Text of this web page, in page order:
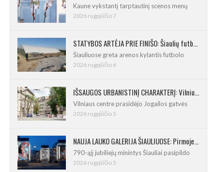
Kaune vykstantį tarptautinį scenos menų
2026 rugpjūčio 7
STATYBOS ARTĖJA PRIE FINIŠO: Šiaulių futbolo ir regbio maniežas įgavo kontūrus
Šiauliuose greta arenos kylantis futbolo
2026 rugpjūčio 6
IŠSAUGOS URBANISTINĮ CHARAKTERĮ: Vilniuje pradėtas Jogailos gatvės remontas
Vilniaus centre prasidėjo Jogailos gatvės
2026 rugpjūčio 5
NAUJA LAUKO GALERIJA ŠIAULIUOSE: Pirmoje ekspozicijoje – Eduardo Juchnevičiaus kūryba
790-ąjį jubiliejų minintys Šiauliai pasipildo
2026 rugpjūčio 5